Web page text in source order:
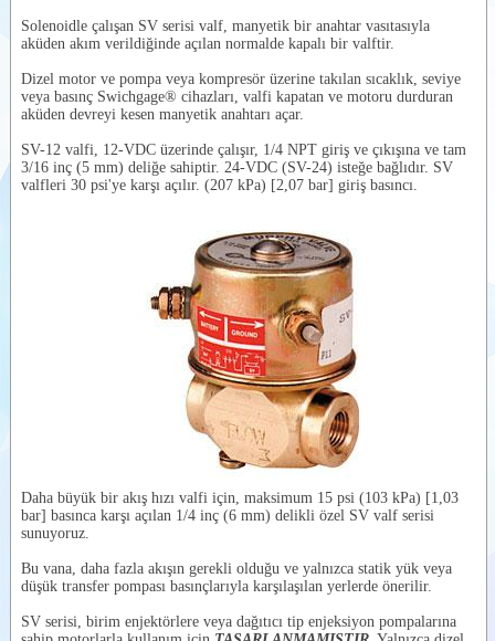
English
Özellikler
Fotoğraflar
--Genel
Ürün
Fotoğrafları
Videolar
Solenoidle çalışan SV serisi valf, manyetik bir anahtar vasıtasıyla
aküden akım verildiğinde açılan normalde kapalı bir valftir.
Dizel motor ve pompa veya kompresör üzerine takılan sıcaklık, seviye
veya basınç Swichgage® cihazları, valfi kapatan ve motoru durduran
aküden devreyi kesen manyetik anahtarı açar.
SV-12 valfi, 12-VDC üzerinde çalışır, 1/4 NPT giriş ve çıkışına ve tam
3/16 inç (5 mm) deliğe sahiptir. 24-VDC (SV-24) isteğe bağlıdır. SV
valfleri 30 psi'ye karşı açılır. (207 kPa) [2,07 bar] giriş basıncı.
Daha büyük bir akış hızı valfi için, maksimum 15 psi (103 kPa) [1,03
bar] basınca karşı açılan 1/4 inç (6 mm) delikli özel SV valf serisi
sunuyoruz.
Bu vana, daha fazla akışın gerekli olduğu ve yalnızca statik yük veya
düşük transfer pompası basınçlarıyla karşılaşılan yerlerde önerilir.
SV serisi, birim enjektörlere veya dağıtıcı tip enjeksiyon pompalarına